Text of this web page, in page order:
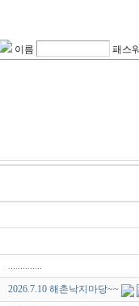
이름 패스
..............
2026.7.10 해촌낙지마당~~